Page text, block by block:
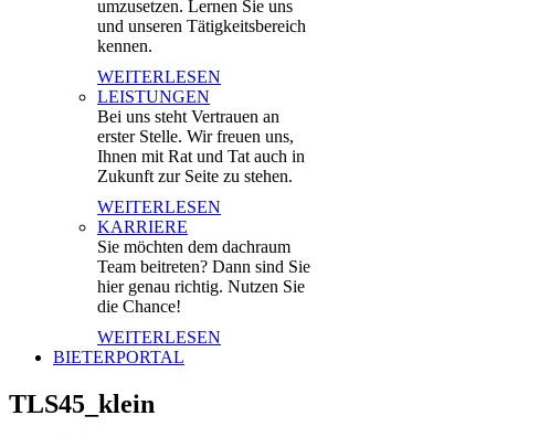
umzusetzen. Lernen Sie uns
und unseren Tätigkeitsbereich
kennen.
WEITERLESEN
LEISTUNGEN
Bei uns steht Vertrauen an
erster Stelle. Wir freuen uns,
Ihnen mit Rat und Tat auch in
Zukunft zur Seite zu stehen.
WEITERLESEN
KARRIERE
Sie möchten dem dachraum
Team beitreten? Dann sind Sie
hier genau richtig. Nutzen Sie
die Chance!
WEITERLESEN
BIETERPORTAL
TLS45_klein